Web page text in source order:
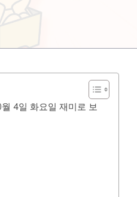
4일 화요일 재미로 보